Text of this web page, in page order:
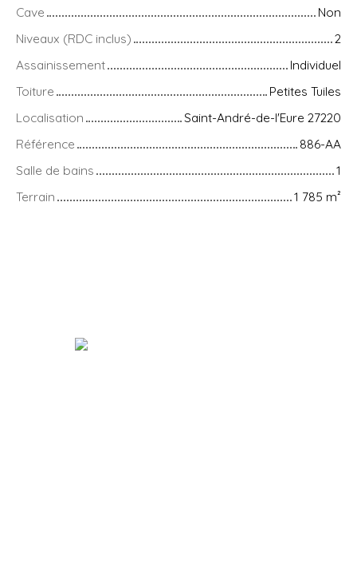
Cave
Non
Niveaux (RDC inclus)
2
Assainissement
Individuel
Toiture
Petites Tuiles
Localisation
Saint-André-de-l'Eure 27220
Référence
886-AA
Salle de bains
1
Terrain
1 785 m²